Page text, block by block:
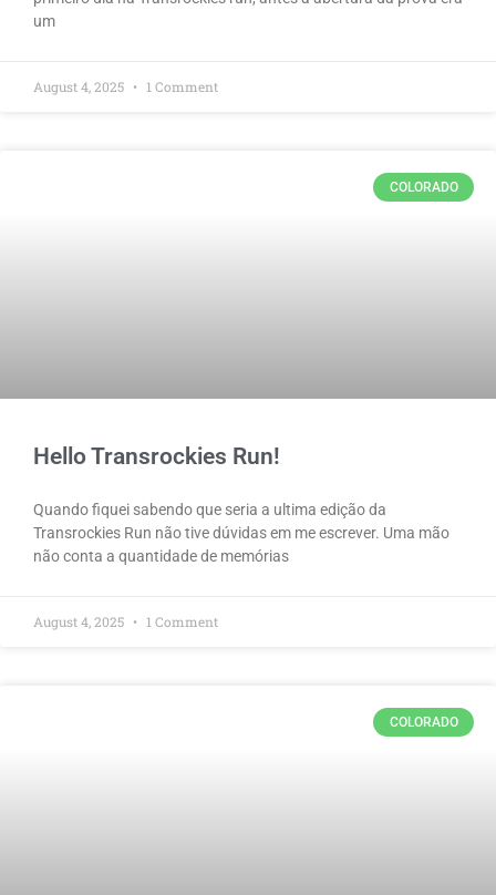
um
August 4, 2025 1 Comment
COLORADO
Hello Transrockies Run!
Quando fiquei sabendo que seria a ultima edição da
Transrockies Run não tive dúvidas em me escrever. Uma mão
não conta a quantidade de memórias
August 4, 2025 1 Comment
COLORADO